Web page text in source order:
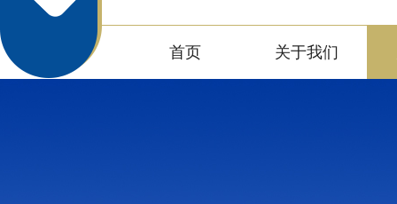
首页 关于我们